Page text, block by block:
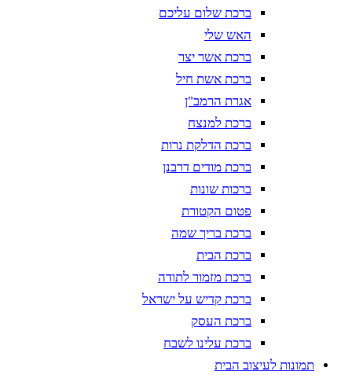
ברכת שלום עליכם
האש שלי
ברכת אשר יצר
ברכת אשת חיל
אגרת הרמב"ן
ברכת למנצח
ברכת הדלקת נרות
ברכת מודים דרבנן
ברכות שונות
פטום הקטורת
ברכת בריך שמה
ברכת הבית
ברכת מזמור לתודה
ברכת קדיש על ישראל
ברכת העסק
ברכת עלינו לשבח
תמונות לעיצוב הבית